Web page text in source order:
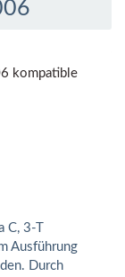
kompatible
3-T
Ausführung
Durch